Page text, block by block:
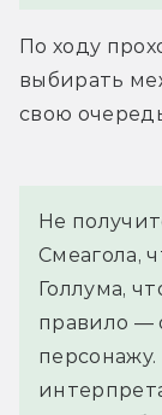
По ходу
выбирать
свою
Не
Смеагола,
Голлума,
правило —